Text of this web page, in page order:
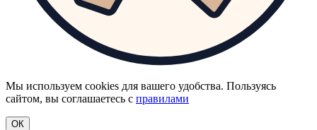
Мы используем cookies для вашего удобства. Пользуясь
сайтом, вы соглашаетесь с правилами
ОК